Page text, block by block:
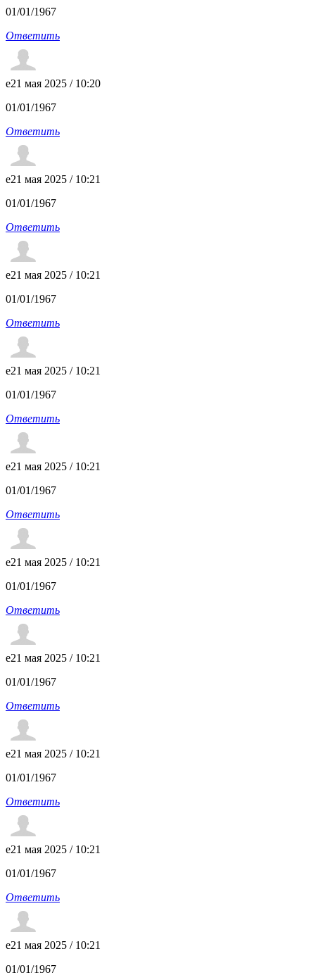
01/01/1967
Ответить
e21 мая 2025 / 10:20
01/01/1967
Ответить
e21 мая 2025 / 10:21
01/01/1967
Ответить
e21 мая 2025 / 10:21
01/01/1967
Ответить
e21 мая 2025 / 10:21
01/01/1967
Ответить
e21 мая 2025 / 10:21
01/01/1967
Ответить
e21 мая 2025 / 10:21
01/01/1967
Ответить
e21 мая 2025 / 10:21
01/01/1967
Ответить
e21 мая 2025 / 10:21
01/01/1967
Ответить
e21 мая 2025 / 10:21
01/01/1967
Ответить
e21 мая 2025 / 10:21
01/01/1967